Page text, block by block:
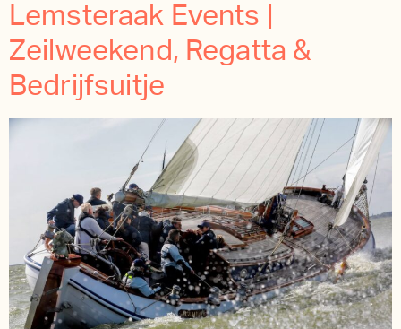
Lemsteraak Events |
Zeilweekend, Regatta &
Bedrijfsuitje